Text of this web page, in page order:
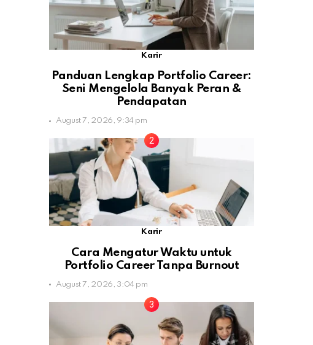
Karir
Panduan Lengkap Portfolio Career:
Seni Mengelola Banyak Peran &
Pendapatan
August 7, 2026, 9:34 pm
Karir
Cara Mengatur Waktu untuk
Portfolio Career Tanpa Burnout
August 7, 2026, 3:04 pm